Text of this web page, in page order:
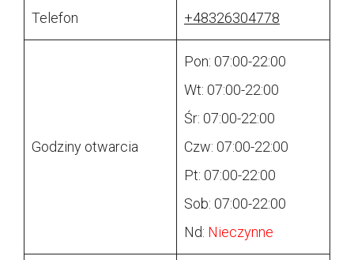
Telefon +48326304778
Godziny otwarcia
Pon: 07:00-22:00
Wt: 07:00-22:00
Śr: 07:00-22:00
Czw: 07:00-22:00
Pt: 07:00-22:00
Sob: 07:00-22:00
Nd: Nieczynne